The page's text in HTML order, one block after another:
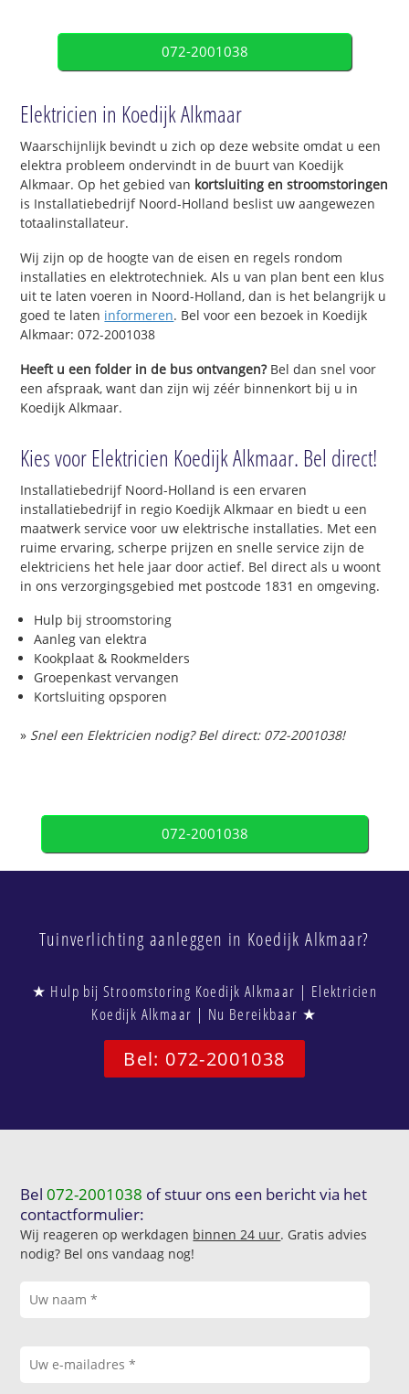
072-2001038
Elektricien in Koedijk Alkmaar
Waarschijnlijk bevindt u zich op deze website omdat u een
elektra probleem ondervindt in de buurt van Koedijk
Alkmaar. Op het gebied van kortsluiting en stroomstoringen
is Installatiebedrijf Noord-Holland beslist uw aangewezen
totaalinstallateur.
Wij zijn op de hoogte van de eisen en regels rondom
installaties en elektrotechniek. Als u van plan bent een klus
uit te laten voeren in Noord-Holland, dan is het belangrijk u
goed te laten informeren. Bel voor een bezoek in Koedijk
Alkmaar: 072-2001038
Heeft u een folder in de bus ontvangen?Bel dan snel voor
een afspraak, want dan zijn wij zéér binnenkort bij u in
Koedijk Alkmaar.
Kies voor Elektricien Koedijk Alkmaar. Bel direct!
Installatiebedrijf Noord-Holland is een ervaren
installatiebedrijf in regio Koedijk Alkmaar en biedt u een
maatwerk service voor uw elektrische installaties. Met een
ruime ervaring, scherpe prijzen en snelle service zijn de
elektriciens het hele jaar door actief. Bel direct als u woont
in ons verzorgingsgebied met postcode 1831 en omgeving.
Hulp bij stroomstoring
Aanleg van elektra
Kookplaat & Rookmelders
Groepenkast vervangen
Kortsluiting opsporen
» Snel een Elektricien nodig? Bel direct: 072-2001038!
072-2001038
Tuinverlichting aanleggen in Koedijk Alkmaar?
★ Hulp bij Stroomstoring Koedijk Alkmaar | Elektricien
Koedijk Alkmaar | Nu Bereikbaar ★
Bel: 072-2001038
Bel072-2001038 of stuur ons een bericht via het
contactformulier:
Wij reageren op werkdagen binnen 24 uur. Gratis advies
nodig? Bel ons vandaag nog!